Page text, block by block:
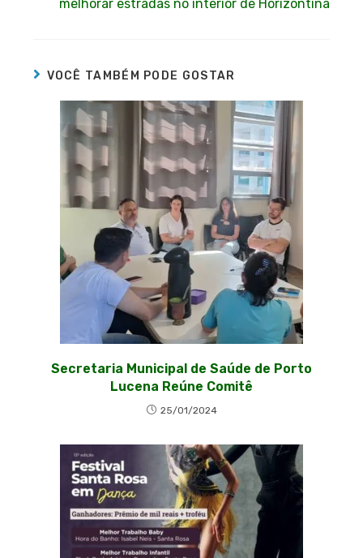
melhorar estradas no interior de Horizontina
VOCÊ TAMBÉM PODE GOSTAR
Secretaria Municipal de Saúde de Porto
Lucena Reúne Comitê
25/01/2024